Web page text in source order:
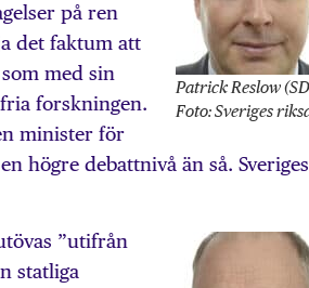
Patrick Reslow
Foto: Sveriges
på ren
det faktum att
med sin
forskningen.
minister för
högre debattnivå än så. Sveriges
”utifrån
statliga